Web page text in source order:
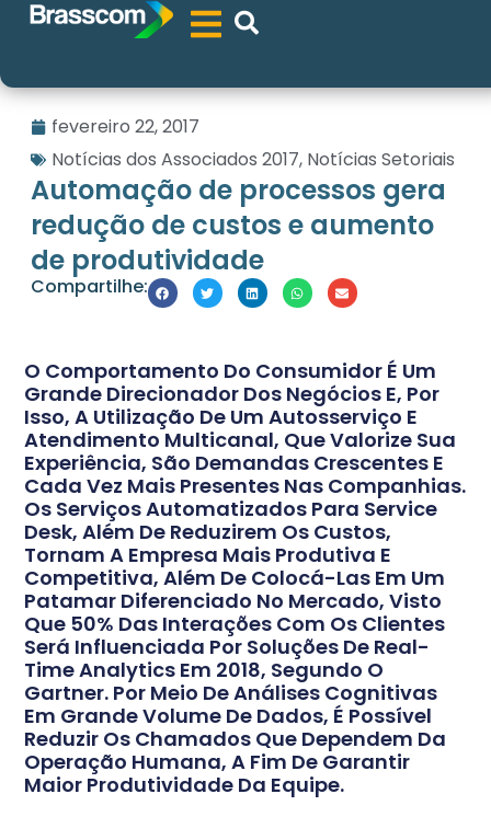
fevereiro 22, 2017
Notícias dos Associados 2017, Notícias Setoriais
Automação de processos gera
redução de custos e aumento
de produtividade
Compartilhe:
O Comportamento Do Consumidor É Um
Grande Direcionador Dos Negócios E, Por
Isso, A Utilização De Um Autosserviço E
Atendimento Multicanal, Que Valorize Sua
Experiência, São Demandas Crescentes E
Cada Vez Mais Presentes Nas Companhias.
Os Serviços Automatizados Para Service
Desk, Além De Reduzirem Os Custos,
Tornam A Empresa Mais Produtiva E
Competitiva, Além De Colocá-Las Em Um
Patamar Diferenciado No Mercado, Visto
Que 50% Das Interações Com Os Clientes
Será Influenciada Por Soluções De Real-
Time Analytics Em 2018, Segundo O
Gartner. Por Meio De Análises Cognitivas
Em Grande Volume De Dados, É Possível
Reduzir Os Chamados Que Dependem Da
Operação Humana, A Fim De Garantir
Maior Produtividade Da Equipe.